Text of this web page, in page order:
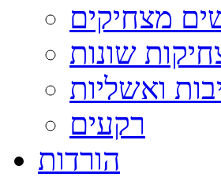
מצחיקים
שונות
ואשליות
רקעים
הורדות